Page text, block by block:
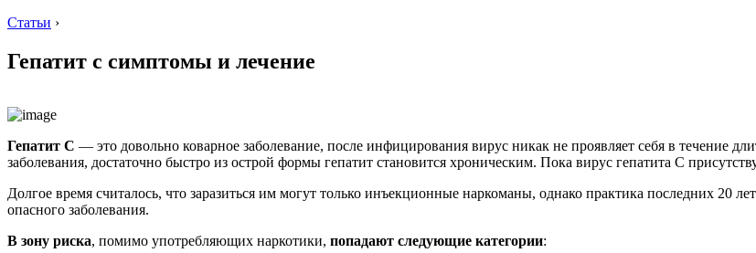
Статьи ›
Гепатит с симптомы и лечение
Гепатит С — это довольно коварное заболевание, после инфицирования вирус никак не проявляет себя в течение
заболевания, достаточно быстро из острой формы гепатит становится хроническим. Пока вирус гепатита С
Долгое время считалось, что заразиться им могут только инъекционные наркоманы, однако практика последних 20
опасного заболевания.
В зону риска, помимо употребляющих наркотики, попадают следующие категории: